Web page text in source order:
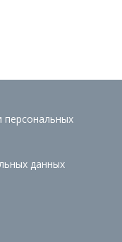
персональных
данных